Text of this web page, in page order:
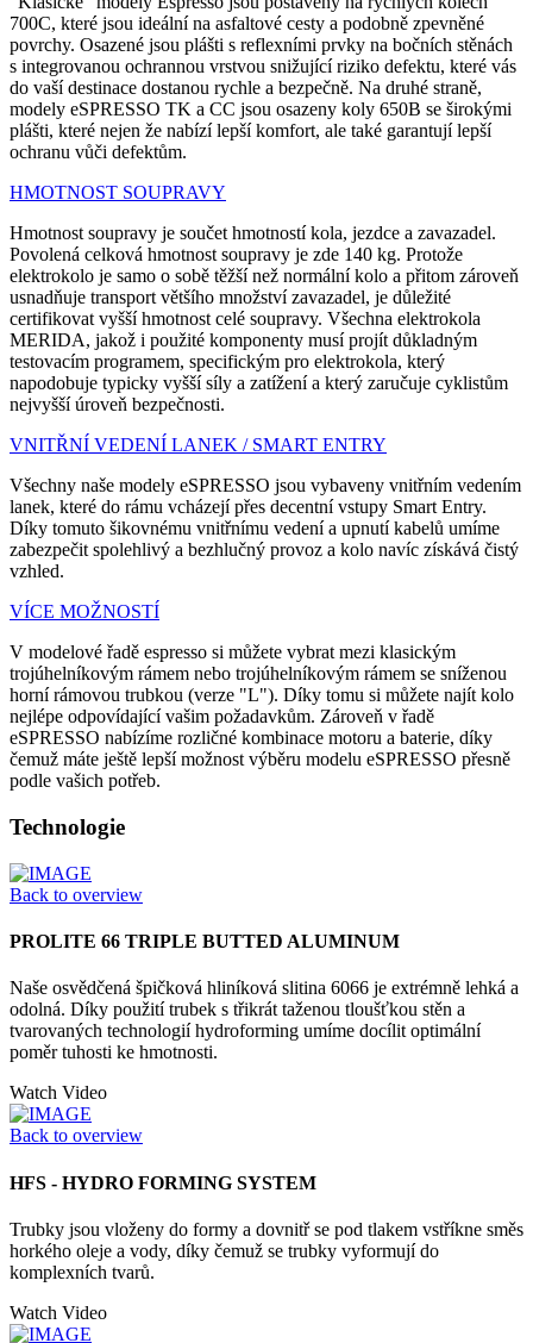
700C, které jsou ideální na asfaltové cesty a podobně zpevněné
povrchy. Osazené jsou plášti s reflexními prvky na bočních stěnách
s integrovanou ochrannou vrstvou snižující riziko defektu, které vás
do vaší destinace dostanou rychle a bezpečně. Na druhé straně,
modely eSPRESSO TK a CC jsou osazeny koly 650B se širokými
plášti, které nejen že nabízí lepší komfort, ale také garantují lepší
ochranu vůči defektům.
HMOTNOST SOUPRAVY
Hmotnost soupravy je součet hmotností kola, jezdce a zavazadel.
Povolená celková hmotnost soupravy je zde 140 kg. Protože
elektrokolo je samo o sobě těžší než normální kolo a přitom zároveň
usnadňuje transport většího množství zavazadel, je důležité
certifikovat vyšší hmotnost celé soupravy. Všechna elektrokola
MERIDA, jakož i použité komponenty musí projít důkladným
testovacím programem, specifickým pro elektrokola, který
napodobuje typicky vyšší síly a zatížení a který zaručuje cyklistům
nejvyšší úroveň bezpečnosti.
VNITŘNÍ VEDENÍ LANEK / SMART ENTRY
Všechny naše modely eSPRESSO jsou vybaveny vnitřním vedením
lanek, které do rámu vcházejí přes decentní vstupy Smart Entry.
Díky tomuto šikovnému vnitřnímu vedení a upnutí kabelů umíme
zabezpečit spolehlivý a bezhlučný provoz a kolo navíc získává čistý
vzhled.
VÍCE MOŽNOSTÍ
V modelové řadě espresso si můžete vybrat mezi klasickým
trojúhelníkovým rámem nebo trojúhelníkovým rámem se sníženou
horní rámovou trubkou (verze "L"). Díky tomu si můžete najít kolo
nejlépe odpovídající vašim požadavkům. Zároveň v řadě
eSPRESSO nabízíme rozličné kombinace motoru a baterie, díky
čemuž máte ještě lepší možnost výběru modelu eSPRESSO přesně
podle vašich potřeb.
Technologie
Back to overview
PROLITE 66 TRIPLE BUTTED ALUMINUM
Naše osvědčená špičková hliníková slitina 6066 je extrémně lehká a
odolná. Díky použití trubek s třikrát taženou tloušťkou stěn a
tvarovaných technologií hydroforming umíme docílit optimální
poměr tuhosti ke hmotnosti.
Watch Video
Back to overview
HFS - HYDRO FORMING SYSTEM
Trubky jsou vloženy do formy a dovnitř se pod tlakem vstříkne směs
horkého oleje a vody, díky čemuž se trubky vyformují do
komplexních tvarů.
Watch Video